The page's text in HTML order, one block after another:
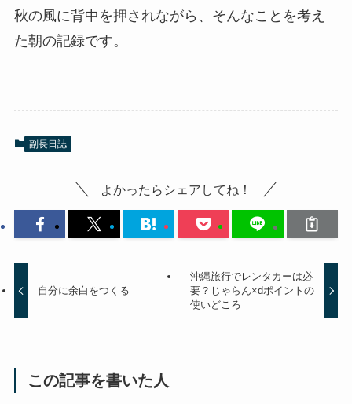
秋の風に背中を押されながら、そんなことを考え
た朝の記録です。
副長日誌
よかったらシェアしてね！
自分に余白をつくる
沖縄旅行でレンタカーは必
要？じゃらん×dポイントの
使いどころ
この記事を書いた人